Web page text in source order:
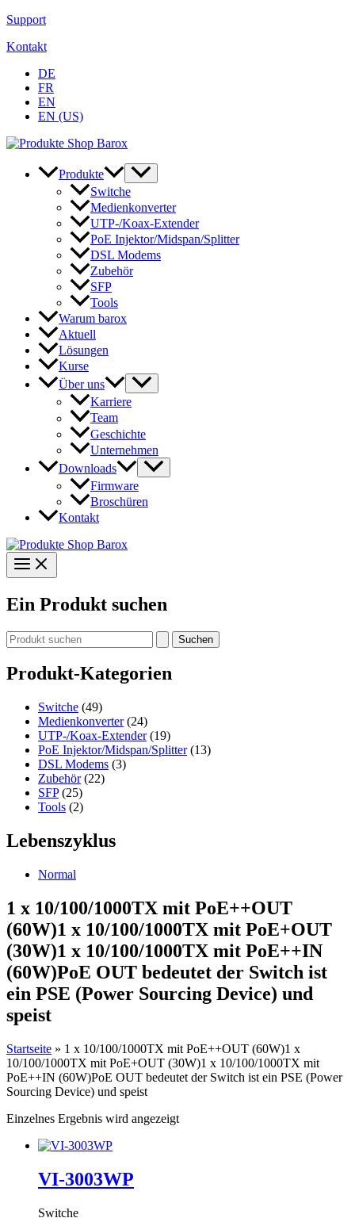
Zum
springen
Support
Kontakt
DE
FR
EN
EN (US)
Produkte
Switche
Medienkonverter
UTP-/Koax-Extender
PoE Injektor/Midspan/Splitter
DSL Modems
Zubehör
SFP
Tools
Warum barox
Aktuell
Lösungen
Kurse
Über uns
Karriere
Team
Geschichte
Unternehmen
Downloads
Firmware
Broschüren
Kontakt
Ein Produkt suchen
Suchen
nach:
Produkt-Kategorien
Switche (49)
Medienkonverter (24)
UTP-/Koax-Extender (19)
PoE Injektor/Midspan/Splitter (13)
DSL Modems (3)
Zubehör (22)
SFP (25)
Tools (2)
Lebenszyklus
Normal
1 x 10/100/1000TX mit PoE++OUT
(60W)1 x 10/100/1000TX mit PoE+OUT
(30W)1 x 10/100/1000TX mit PoE++IN
(60W)PoE OUT bedeutet der Switch ist
ein PSE (Power Sourcing Device) und
speist
Startseite » 1 x 10/100/1000TX mit PoE++OUT (60W)1 x
10/100/1000TX mit PoE+OUT (30W)1 x 10/100/1000TX mit
PoE++IN (60W)PoE OUT bedeutet der Switch ist ein PSE (Power
Sourcing Device) und speist
Einzelnes Ergebnis wird angezeigt
VI-3003WP
Switche